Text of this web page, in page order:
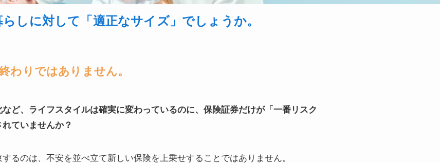
しに対して「適正なサイズ」でしょうか。
わりではありません。
ど、ライフスタイルは確実に変わっているのに、保険証券だけが「一番リスク
ていませんか？
るのは、不安を並べ立て新しい保険を上乗せすることではありません。